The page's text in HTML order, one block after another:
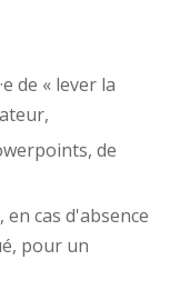
de « lever la
de
cas d'absence
pour un